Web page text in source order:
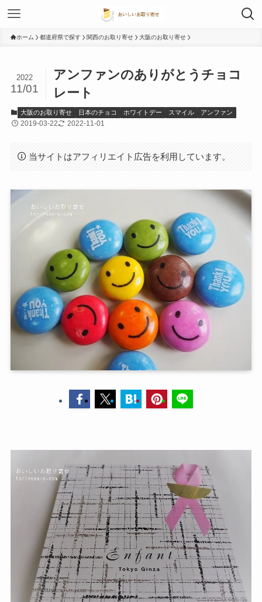
ホーム 都道府県で探す 関西のお取り寄せ 大阪のお取り寄せ
アンファンのありがとうチョコ
レート
2022
11/01
大阪のお取り寄せ 日本のチョコ ホワイトデー スマイル アンファン
2019-03-22 2022-11-01
当サイトはアフィリエイト広告を利用しています。